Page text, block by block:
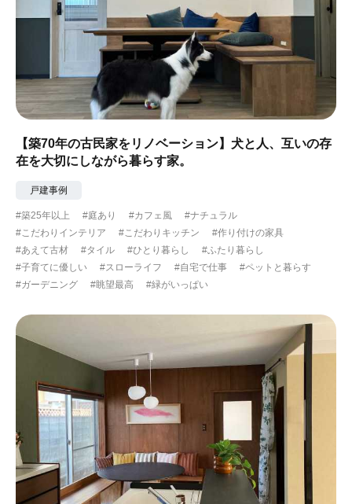
#こだわりインテリア #こだわりキッチン
#自転車収納 #作り付けの家具 #あえて古材
#黒板 #無垢の木 #タイル
#ヘリンボーン床
#ふたり暮らし #子育てに優しい
#眺望最高 #水辺の住まい
#300万円以下
【築70年の古民家をリノベーション】犬と人、互いの存
在を大切にしながら暮らす家。
戸建事例
#築25年以上 #庭あり #カフェ風
#ナチュラル
#こだわりインテリア
#こだわりキッチン
#作り付けの家具
#あえて古材
#タイル #ひとり暮らし
#ふたり暮らし
#子育てに優しい
#スローライフ #自宅で仕事
#ペットと暮らす
#ガーデニング
#眺望最高 #緑がいっぱい